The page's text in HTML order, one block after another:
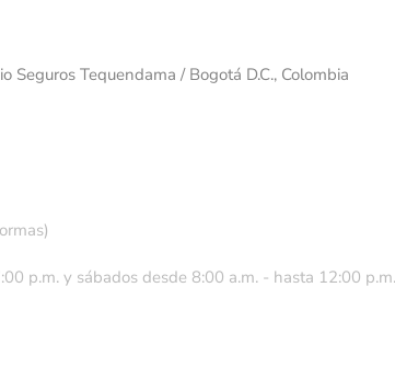
Tequendama / Bogotá D.C., Colombia
p.m. y sábados desde 8:00 a.m. - hasta 12:00 p.m.